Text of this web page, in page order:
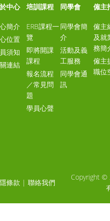
中心
簡介
位置
須知
連結
培訓課程
ERB課程一
覽
即將開課
課程
報名流程
／常見問
題
學員心聲
同學會
同學會簡
介
活動及義
工服務
同學會通
訊
僱主
僱主
及就
務簡
僱主
職位
條款 | 聯絡我們
Copyright ©